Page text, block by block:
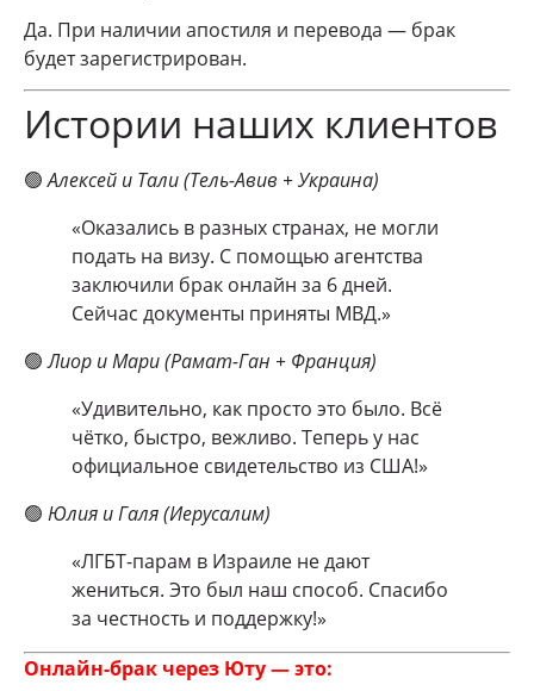
Да. При наличии апостиля и перевода — брак
будет зарегистрирован.
Истории наших клиентов
🟢Алексей и Тали (Тель-Авив + Украина)
«Оказались в разных странах, не могли
подать на визу. С помощью агентства
заключили брак онлайн за 6 дней.
Сейчас документы приняты МВД.»
🟢Лиор и Мари (Рамат-Ган + Франция)
«Удивительно, как просто это было. Всё
чётко, быстро, вежливо. Теперь у нас
официальное свидетельство из США!»
🟢 Юлия и Галя (Иерусалим)
«ЛГБТ-парам в Израиле не дают
жениться. Это был наш способ. Спасибо
за честность и поддержку!»
Онлайн-брак через Юту — это: